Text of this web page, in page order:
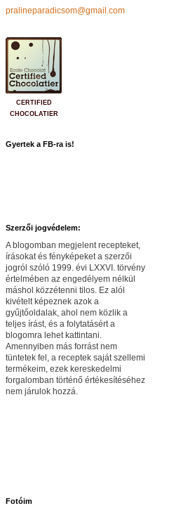
pralineparadicsom@gmail.com
CERTIFIED
CHOCOLATIER
Gyertek a FB-ra is!
Szerzői jogvédelem:
A blogomban megjelent recepteket,
írásokat és fényképeket a szerzői
jogról szóló 1999. évi LXXVI. törvény
értelmében az engedélyem nélkül
máshol közzétenni tilos. Ez alól
kivételt képeznek azok a
gyűjtőoldalak, ahol nem közlik a
teljes írást, és a folytatásért a
blogomra lehet kattintani.
Amennyiben más forrást nem
tüntetek fel, a receptek saját szellemi
termékeim, ezek kereskedelmi
forgalomban történő értékesítéséhez
nem járulok hozzá.
Fotóim